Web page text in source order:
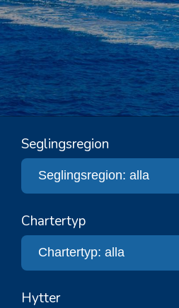
Seglingsregion
Chartertyp
Hytter